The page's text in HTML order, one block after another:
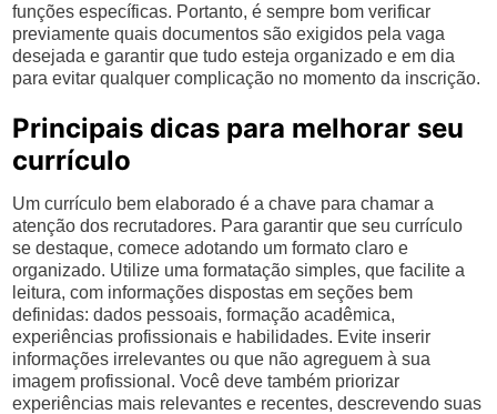
funções específicas. Portanto, é sempre bom verificar
previamente quais documentos são exigidos pela vaga
desejada e garantir que tudo esteja organizado e em dia
para evitar qualquer complicação no momento da inscrição.
Principais dicas para melhorar seu
currículo
Um currículo bem elaborado é a chave para chamar a
atenção dos recrutadores. Para garantir que seu currículo
se destaque, comece adotando um formato claro e
organizado. Utilize uma formatação simples, que facilite a
leitura, com informações dispostas em seções bem
definidas: dados pessoais, formação acadêmica,
experiências profissionais e habilidades. Evite inserir
informações irrelevantes ou que não agreguem à sua
imagem profissional. Você deve também priorizar
experiências mais relevantes e recentes, descrevendo suas